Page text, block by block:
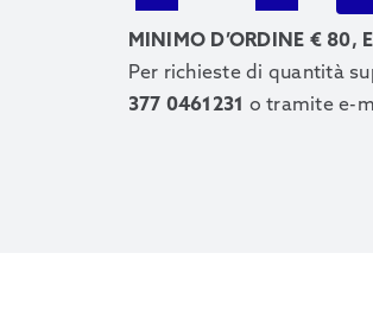
quantità
MINIMO D’ORDINE € 80,
Per richieste di quantità
377 0461231 o tramite e-